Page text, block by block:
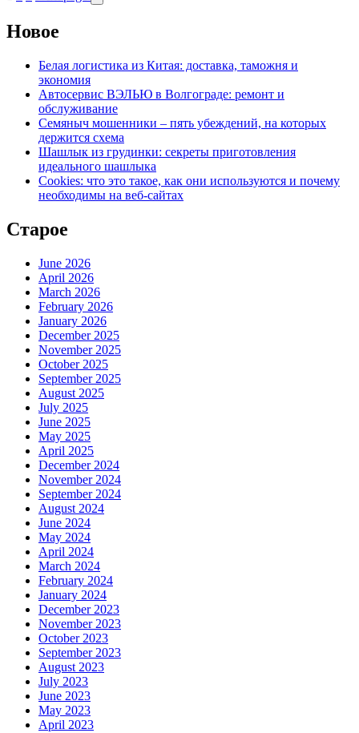
Новое
Белая логистика из Китая: доставка, таможня и
экономия
Автосервис ВЭЛЬЮ в Волгограде: ремонт и
обслуживание
Семяныч мошенники – пять убеждений, на которых
держится схема
Шашлык из грудинки: секреты приготовления
идеального шашлыка
Cookies: что это такое, как они используются и почему
необходимы на веб-сайтах
Старое
June 2026
April 2026
March 2026
February 2026
January 2026
December 2025
November 2025
October 2025
September 2025
August 2025
July 2025
June 2025
May 2025
April 2025
December 2024
November 2024
September 2024
August 2024
June 2024
May 2024
April 2024
March 2024
February 2024
January 2024
December 2023
November 2023
October 2023
September 2023
August 2023
July 2023
June 2023
May 2023
April 2023